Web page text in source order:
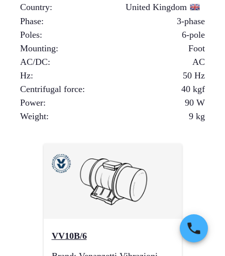
Country:
United Kingdom
Phase:
3-phase
Poles:
6-pole
Mounting:
Foot
AC/DC:
AC
Hz:
50 Hz
Centrifugal force: 40 kgf
Power: 90 W
Weight: 9 kg
VV10B/6